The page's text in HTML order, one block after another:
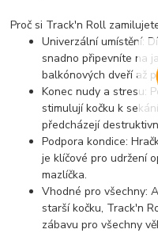
Proč si Track'n Roll
Univerzální umístění:
snadno připevníte na
balkónových dveří až
Konec nudy a stresu:
stimulují kočku k
předcházejí
Podpora kondice:
je klíčové pro udržení
mazlíčka.
Vhodné pro všechny:
starší kočku, Track'n
zábavu pro všechny